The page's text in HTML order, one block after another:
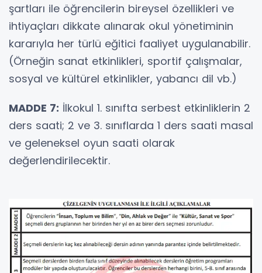
şartları ile öğrencilerin bireysel özellikleri ve
ihtiyaçları dikkate alınarak okul yönetiminin
kararıyla her türlü eğitici faaliyet uygulanabilir.
(Örneğin sanat etkinlikleri, sportif çalışmalar,
sosyal ve kültürel etkinlikler, yabancı dil vb.)
MADDE 7: İlkokul 1. sınıfta serbest etkinliklerin 2
ders saati; 2 ve 3. sınıflarda 1 ders saati masal
ve geleneksel oyun saati olarak
değerlendirilecektir.